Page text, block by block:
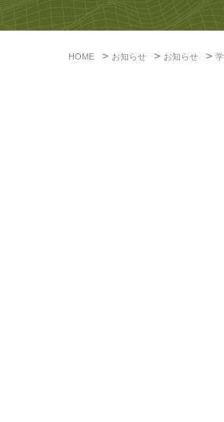
HOME お知らせ お知らせ